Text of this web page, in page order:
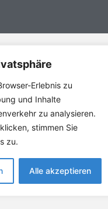
Erlebnis zu
und Inhalte
zu analysieren.
stimmen Sie
zu.
Alle akzeptieren
Weg 3
Barrierefreiheit